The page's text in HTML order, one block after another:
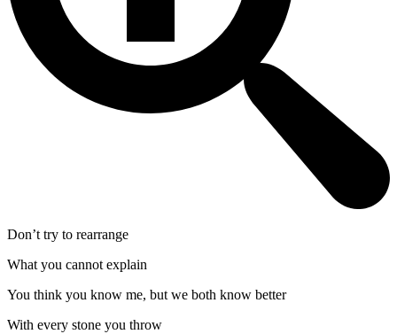
Don’t try to rearrange
What you cannot explain
You think you know me, but we both know better
With every stone you throw